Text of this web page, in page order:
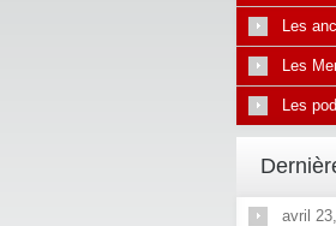
Les
Les
Les
avril